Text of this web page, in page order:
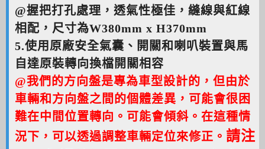
@握把打孔處理，透氣性極佳， 縫線與紅線
相配， 尺寸為W380mm x H370mm
5.使用原廠安全氣囊、開關和喇叭裝置與馬
自達原裝轉向換檔開關相容
@我們的方向盤是專為車型設計的，但由於
車輛和方向盤之間的個體差異，可能會很困
難在中間位置轉向。可能會傾斜。在這種情
況下，可以透過調整車輛定位來修正。 請注